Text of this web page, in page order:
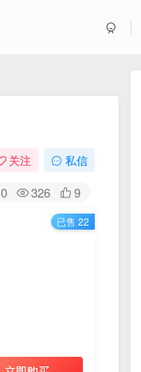
关注 私信
0 326 9
已售 22